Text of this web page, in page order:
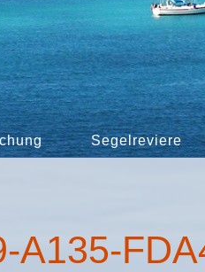
Segelreviere
A135-